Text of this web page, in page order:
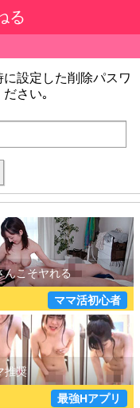
る
設定した削除パスワ
さい｡
ママ活初心者
最強Hアプリ